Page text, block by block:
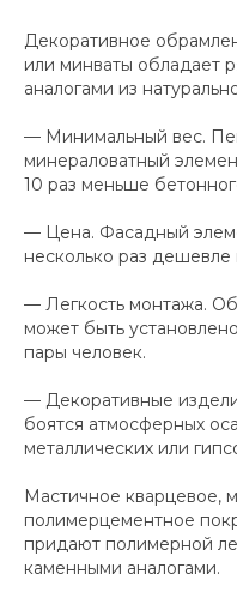
Декоративное
или минваты обладает
аналогами из
— Минимальный вес.
минераловатный
10 раз меньше
— Цена. Фасадный
несколько раз дешевле
— Легкость монтажа.
может быть
пары человек.
— Декоративные
боятся атмосферных
металлических или
Мастичное кварцевое,
полимерцементное
придают полимерной
каменными аналогами.